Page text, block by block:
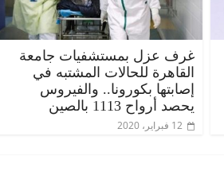
غرف عزل بمستشفيات جامعة
القاهرة للحالات المشتبه في
إصابتها بكورونا.. والفيروس
يحصد أرواح 1113 بالصين
12 فبراير، 2020